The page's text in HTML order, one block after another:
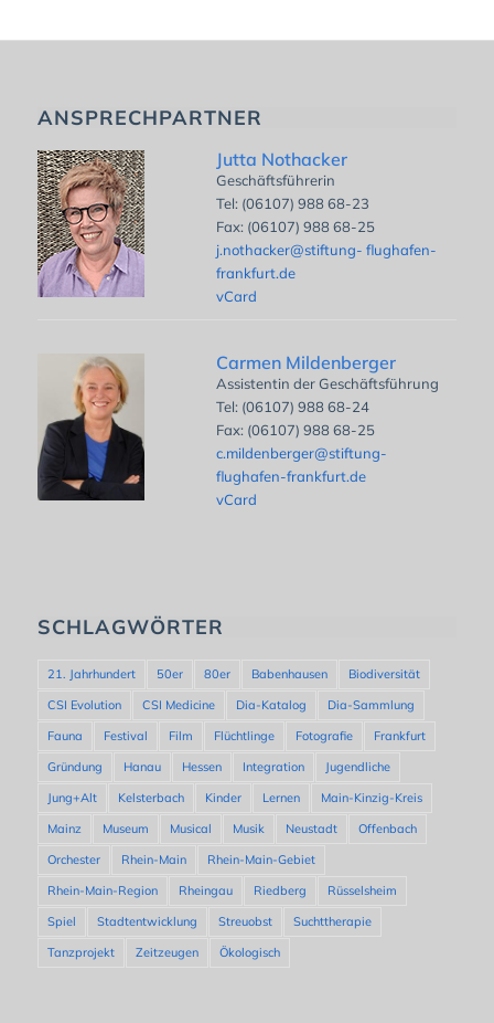
ANSPRECHPARTNER
Jutta Nothacker
Geschäftsführerin
Tel: (06107) 988 68-23
Fax: (06107) 988 68-25
j.nothacker@stiftung- flughafen-
frankfurt.de
vCard
Carmen Mildenberger
Assistentin der Geschäftsführung
Tel: (06107) 988 68-24
Fax: (06107) 988 68-25
c.mildenberger@stiftung-
flughafen-frankfurt.de
vCard
SCHLAGWÖRTER
21. Jahrhundert 50er 80er Babenhausen
Biodiversität
CSI Evolution
CSI Medicine Dia-Katalog
Dia-Sammlung
Fauna
Festival Film Flüchtlinge Fotografie
Frankfurt
Gründung
Hanau Hessen Integration
Jugendliche
Jung+Alt
Kelsterbach Kinder Lernen
Main-Kinzig-Kreis
Mainz
Museum Musical Musik Neustadt
Offenbach
Orchester
Rhein-Main
Rhein-Main-Gebiet
Rhein-Main-Region
Rheingau Riedberg
Rüsselsheim
Spiel
Stadtentwicklung Streuobst
Suchttherapie
Tanzprojekt
Zeitzeugen Ökologisch